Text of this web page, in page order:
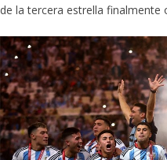
de la tercera estrella finalmente